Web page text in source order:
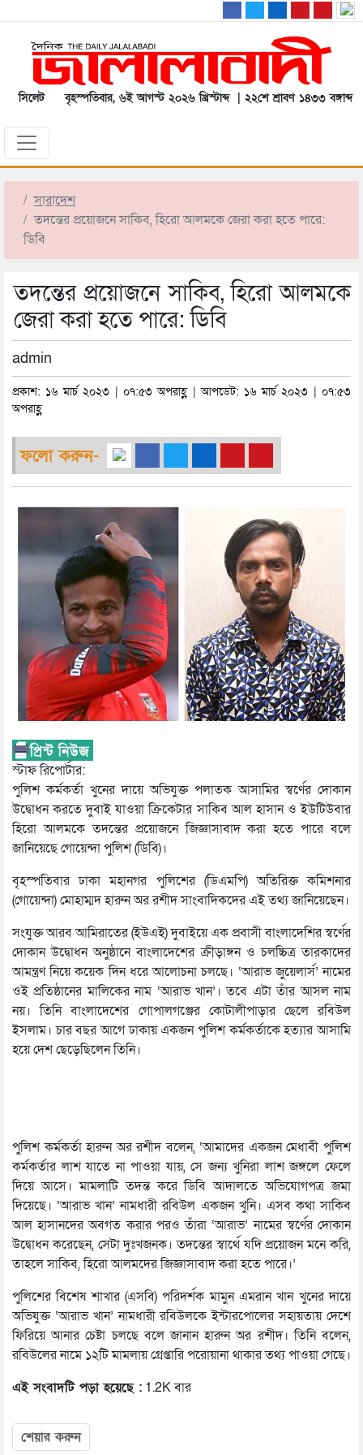
সিলেট বৃহস্পতিবার, ৬ই আগস্ট ২০২৬ খ্রিস্টাব্দ | ২২শে শ্রাবণ ১৪৩৩ বঙ্গাব্দ
সারাদেশ
তদন্তের প্রয়োজনে সাকিব, হিরো আলমকে জেরা করা হতে পারে:
ডিবি
তদন্তের প্রয়োজনে সাকিব, হিরো আলমকে
জেরা করা হতে পারে: ডিবি
admin
প্রকাশ: ১৬ মার্চ ২০২৩ | ০৭:৫৩ অপরাহ্ণ | আপডেট: ১৬ মার্চ ২০২৩ | ০৭:৫৩
অপরাহ্ণ
ফলো করুন-
স্টাফ রিপোর্টার:
পুলিশ কর্মকর্তা খুনের দায়ে অভিযুক্ত পলাতক আসামির স্বর্ণের দোকান
উদ্বোধন করতে দুবাই যাওয়া ক্রিকেটার সাকিব আল হাসান ও ইউটিউবার
হিরো আলমকে তদন্তের প্রয়োজনে জিজ্ঞাসাবাদ করা হতে পারে বলে
জানিয়েছে গোয়েন্দা পুলিশ (ডিবি)।
বৃহস্পতিবার ঢাকা মহানগর পুলিশের (ডিএমপি) অতিরিক্ত কমিশনার
(গোয়েন্দা) মোহাম্মদ হারুন অর রশীদ সাংবাদিকদের এই তথ্য জানিয়েছেন।
সংযুক্ত আরব আমিরাতের (ইউএই) দুবাইয়ে এক প্রবাসী বাংলাদেশির স্বর্ণের
দোকান উদ্বোধন অনুষ্ঠানে বাংলাদেশের ক্রীড়াঙ্গন ও চলচ্চিত্র তারকাদের
আমন্ত্রণ নিয়ে কয়েক দিন ধরে আলোচনা চলছে। ‘আরাভ জুয়েলার্স’ নামের
ওই প্রতিষ্ঠানের মালিকের নাম ‘আরাভ খান’। তবে এটা তাঁর আসল নাম
নয়। তিনি বাংলাদেশের গোপালগঞ্জের কোটালীপাড়ার ছেলে রবিউল
ইসলাম। চার বছর আগে ঢাকায় একজন পুলিশ কর্মকর্তাকে হত্যার আসামি
হয়ে দেশ ছেড়েছিলেন তিনি।
পুলিশ কর্মকর্তা হারুন অর রশীদ বলেন, ‘আমাদের একজন মেধাবী পুলিশ
কর্মকর্তার লাশ যাতে না পাওয়া যায়, সে জন্য খুনিরা লাশ জঙ্গলে ফেলে
দিয়ে আসে। মামলাটি তদন্ত করে ডিবি আদালতে অভিযোগপত্র জমা
দিয়েছে। ‘আরাভ খান’ নামধারী রবিউল একজন খুনি। এসব কথা সাকিব
আল হাসানদের অবগত করার পরও তাঁরা ‘আরাভ’ নামের স্বর্ণের দোকান
উদ্বোধন করেছেন, সেটা দুঃখজনক। তদন্তের স্বার্থে যদি প্রয়োজন মনে করি,
তাহলে সাকিব, হিরো আলমদের জিজ্ঞাসাবাদ করা হতে পারে।’
পুলিশের বিশেষ শাখার (এসবি) পরিদর্শক মামুন এমরান খান খুনের দায়ে
অভিযুক্ত ‘আরাভ খান’ নামধারী রবিউলকে ইন্টারপোলের সহায়তায় দেশে
ফিরিয়ে আনার চেষ্টা চলছে বলে জানান হারুন অর রশীদ। তিনি বলেন,
রবিউলের নামে ১২টি মামলায় গ্রেপ্তারি পরোয়ানা থাকার তথ্য পাওয়া গেছে।
এই সংবাদটি পড়া হয়েছে : 1.2K বার
শেয়ার করুন